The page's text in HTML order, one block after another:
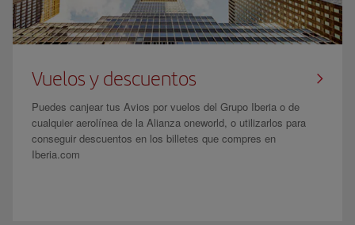
Vuelos y descuentos
Puedes canjear tus Avios por vuelos del Grupo Iberia o de
cualquier aerolínea de la Alianza oneworld, o utilizarlos para
conseguir descuentos en los billetes que compres en
Iberia.com